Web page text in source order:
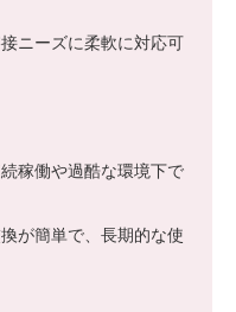
ニーズに柔軟に対応可
稼働や過酷な環境下で
が簡単で、長期的な使